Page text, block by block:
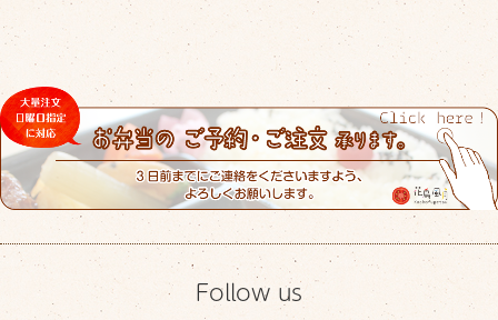
ご予約・お問い合わせ
Contact
Follow us